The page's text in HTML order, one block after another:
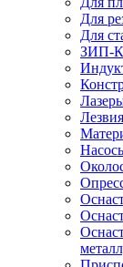
Для
Для
ЗИП-